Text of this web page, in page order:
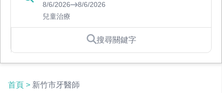
8/6/2026
8/6/2026
兒童治療
搜尋關鍵字
首頁 > 新竹市牙醫師